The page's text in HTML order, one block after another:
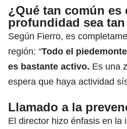
¿Qué tan común es
profundidad sea
Según Fierro, es
región: “Todo el
es bastante activo. Es una
espera que haya actividad
Llamado a la
El director hizo énfasis en la